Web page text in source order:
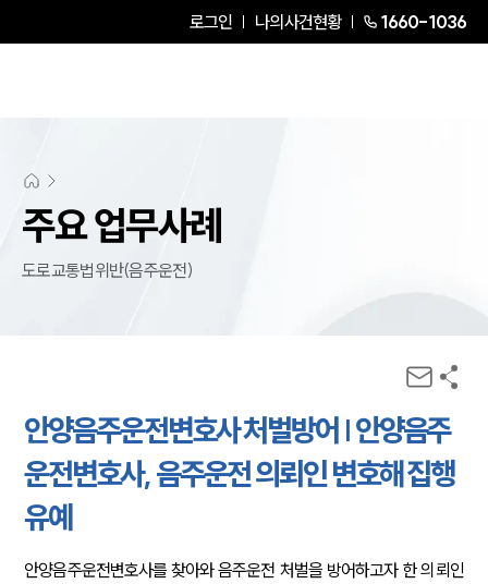
로그인 나의사건현황 1660-1036
주요 업무사례
도로교통법위반(음주운전)
안양음주운전변호사 처벌방어 | 안양음주
운전변호사, 음주운전 의뢰인 변호해 집행
유예
안양음주운전변호사를 찾아와 음주운전 처벌을 방어하고자 한 의뢰인